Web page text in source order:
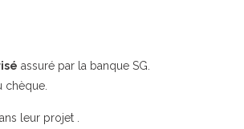
assuré par la banque SG.
chèque.
leur projet .